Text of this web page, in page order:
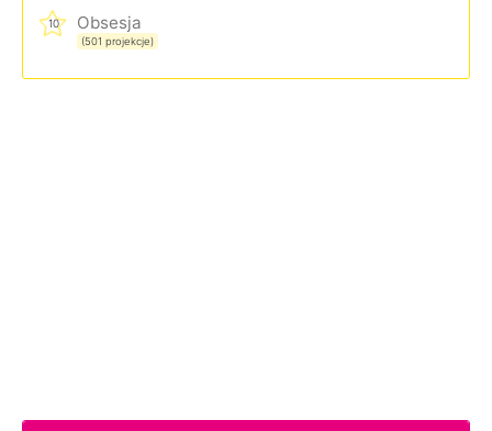
10 Obsesja
(501 projekcje)